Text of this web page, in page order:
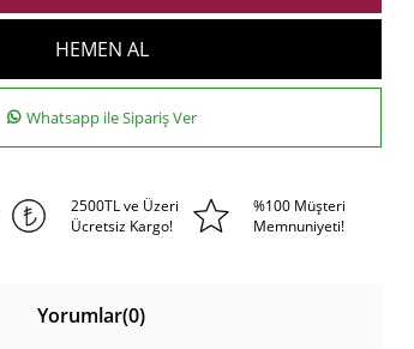
Whatsapp ile Sipariş Ver
2500TL ve Üzeri
Ücretsiz Kargo!
%100 Müşteri
Memnuniyeti!
Yorumlar(0)